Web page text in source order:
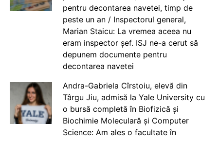
pentru decontarea navetei, timp de
peste un an / Inspectorul general,
Marian Staicu: La vremea aceea nu
eram inspector șef. ISJ ne-a cerut să
depunem documente pentru
decontarea navetei
Andra-Gabriela Cîrstoiu, elevă din
Târgu Jiu, admisă la Yale University cu
o bursă completă în Biofizică și
Biochimie Moleculară și Computer
Science: Am ales o facultate în